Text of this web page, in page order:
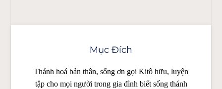
Mục Đích
Thánh hoá bản thân, sống ơn gọi Kitô hữu, luyện
tập cho mọi người trong gia đình biết sống thánh